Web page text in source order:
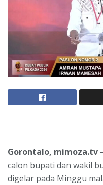
Gorontalo, mimoza.tv
calon bupati dan wakil
digelar pada Minggu